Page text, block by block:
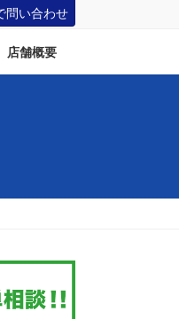
問い合わせ
店舗概要